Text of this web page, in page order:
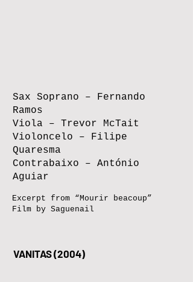
Sax Soprano – Fernando
Ramos
Viola – Trevor McTait
Violoncelo – Filipe
Quaresma
Contrabaixo – António
Aguiar
Excerpt from “Mourir beacoup”
Film by Saguenail
VANITAS (2004)